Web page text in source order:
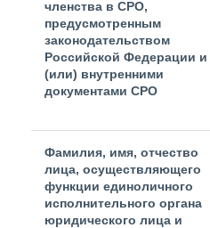
членства в СРО,
предусмотренным
законодательством
Российской Федерации и
(или) внутренними
документами СРО
Фамилия, имя, отчество
лица, осуществляющего
функции единоличного
исполнительного органа
юридического лица и